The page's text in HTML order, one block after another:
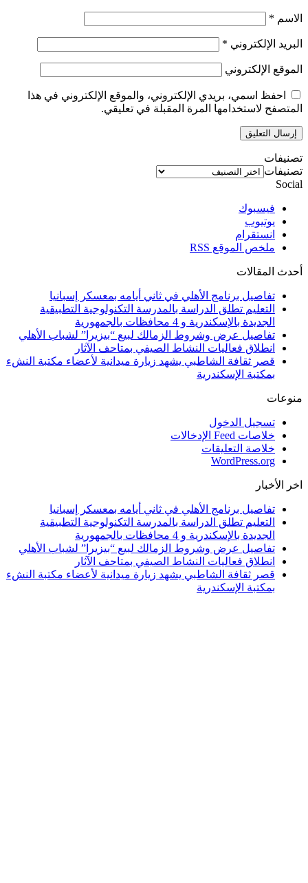
الاسم *
البريد الإلكتروني *
الموقع الإلكتروني
احفظ اسمي، بريدي الإلكتروني، والموقع الإلكتروني في هذا
المتصفح لاستخدامها المرة المقبلة في تعليقي.
تصنيفات
تصنيفات
Social
فيسبوك
يوتيوب
انستقرام
ملخص الموقع RSS
أحدث المقالات
تفاصيل برنامج الأهلي في ثاني أيامه بمعسكر إسبانيا
التعليم تطلق الدراسة بالمدرسة التكنولوجية التطبيقية
الجديدة بالإسكندرية و 4 محافظات بالجمهورية
تفاصيل عرض وشروط الزمالك لبيع “بيزيرا” لشباب الأهلي
انطلاق فعاليات النشاط الصيفي بمتاحف الآثار
قصر ثقافة الشاطبي يشهد زيارة ميدانية لأعضاء مكتبة النشء
بمكتبة الإسكندرية
منوعات
تسجيل الدخول
خلاصات Feed الإدخالات
خلاصة التعليقات
WordPress.org
اخر الأخبار
تفاصيل برنامج الأهلي في ثاني أيامه بمعسكر إسبانيا
التعليم تطلق الدراسة بالمدرسة التكنولوجية التطبيقية
الجديدة بالإسكندرية و 4 محافظات بالجمهورية
تفاصيل عرض وشروط الزمالك لبيع “بيزيرا” لشباب الأهلي
انطلاق فعاليات النشاط الصيفي بمتاحف الآثار
قصر ثقافة الشاطبي يشهد زيارة ميدانية لأعضاء مكتبة النشء
بمكتبة الإسكندرية